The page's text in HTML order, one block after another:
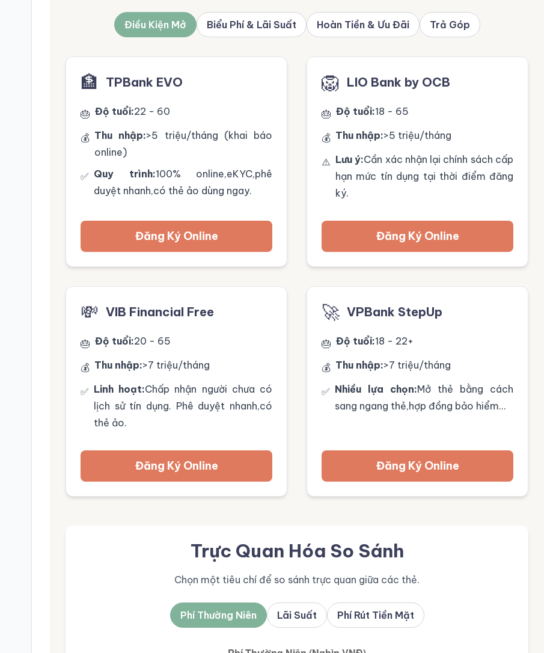
Điều Kiện Mở Biểu Phí & Lãi Suất Hoàn Tiền & Ưu Đãi Trả Góp
🏦 TPBank EVO
🎂 Độ tuổi:22 - 60
💰 Thu nhập:>5 triệu/tháng (khai báo
online)
✅ Quy trình:100% online,eKYC,phê
duyệt nhanh,có thẻ ảo dùng ngay.
Đăng Ký Online
🦁 LIO Bank by OCB
🎂 Độ tuổi:18 - 65
💰 Thu nhập:>5 triệu/tháng
⚠️ Lưu ý:Cần xác nhận lại chính sách cấp
hạn mức tín dụng tại thời điểm đăng
ký.
Đăng Ký Online
💸 VIB Financial Free
🎂 Độ tuổi:20 - 65
💰 Thu nhập:>7 triệu/tháng
✅ Linh hoạt:Chấp nhận người chưa có
lịch sử tín dụng. Phê duyệt nhanh,có
thẻ ảo.
Đăng Ký Online
🚀 VPBank StepUp
🎂 Độ tuổi:18 - 22+
💰 Thu nhập:>7 triệu/tháng
✅ Nhiều lựa chọn:Mở thẻ bằng cách
sang ngang thẻ,hợp đồng bảo hiểm...
Đăng Ký Online
Trực Quan Hóa So Sánh
Chọn một tiêu chí để so sánh trực quan giữa các thẻ.
Phí Thường Niên Lãi Suất Phí Rút Tiền Mặt